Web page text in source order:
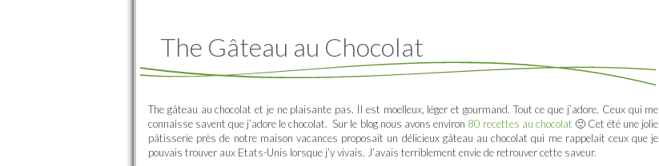
The Gâteau au Chocolat
The gâteau au chocolat et je ne plaisante pas. Il est moelleux, léger et gourmand. Tout ce que j’adore. Ceux qui me
connaisse savent que j’adore le chocolat. Sur le blog nous avons environ 80 recettes au chocolat 🙂 Cet été une jolie
pâtisserie près de notre maison vacances proposait un délicieux gâteau au chocolat qui me rappelait ceux que je
pouvais trouver aux Etats-Unis lorsque j’y vivais. J’avais terriblement envie de retrouver cette saveur.